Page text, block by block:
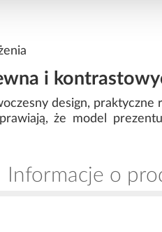
i
design,
że model
Informacje o